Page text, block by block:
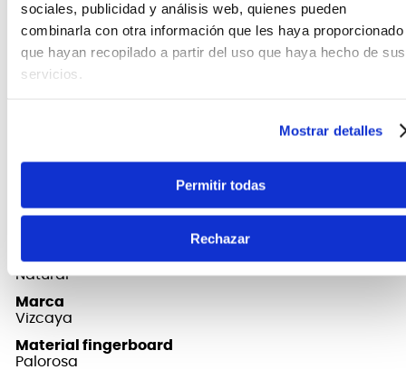
sociales, publicidad y análisis web, quienes pueden
combinarla con otra información que les haya proporcionado
que hayan recopilado a partir del uso que haya hecho de sus
servicios.
Mostrar detalles
Permitir todas
Rechazar
orientar a sus alumnos e iniciarlos en la música,
haciendo que cada vez sea más fácil dominar tu
instrumento a un costo asequible para un primer
instrumento.
FICHA TÉCNICA Y DIMENSIONES
Accesorios
Color
Natural
Marca
Vizcaya
Material fingerboard
Palorosa